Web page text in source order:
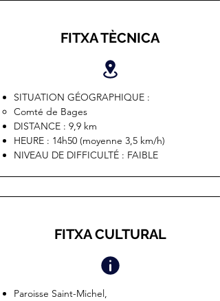
FITXA TÈCNICA
SITUATION GÉOGRAPHIQUE :
Comté de Bages
DISTANCE : 9,9 km
HEURE : 14h50 (moyenne 3,5 km/h)
NIVEAU DE DIFFICULTÉ : FAIBLE
FITXA CULTURAL
Paroisse Saint-Michel,